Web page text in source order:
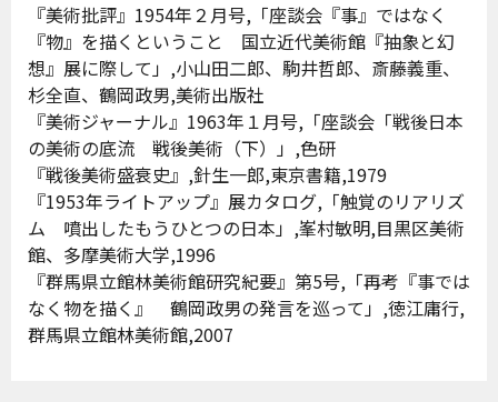
『美術批評』1954年２月号,「座談会『事』ではなく
『物』を描くということ 国立近代美術館『抽象と幻
想』展に際して」,小山田二郎、駒井哲郎、斎藤義重、
杉全直、鶴岡政男,美術出版社
『美術ジャーナル』1963年１月号,「座談会「戦後日本
の美術の底流 戦後美術（下）」,色研
『戦後美術盛衰史』,針生一郎,東京書籍,1979
『1953年ライトアップ』展カタログ,「触覚のリアリズ
ム 噴出したもうひとつの日本」,峯村敏明,目黒区美術
館、多摩美術大学,1996
『群馬県立館林美術館研究紀要』第5号,「再考『事では
なく物を描く』 鶴岡政男の発言を巡って」,徳江庸行,
群馬県立館林美術館,2007